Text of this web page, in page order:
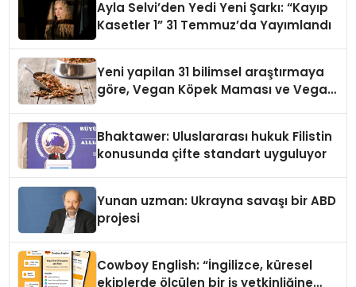
Ayla Selvi’den Yedi Yeni Şarkı: “Kayıp
Kasetler 1” 31 Temmuz’da Yayımlandı
Yeni yapilan 31 bilimsel araştırmaya
göre, Vegan Köpek Maması ve Vegan
Bhaktawer: Uluslararası hukuk Filistin
konusunda çifte standart uyguluyor
Yunan uzman: Ukrayna savaşı bir ABD
projesi
Cowboy English: “İngilizce, küresel
ekiplerde ölçülen bir iş yetkinliğine